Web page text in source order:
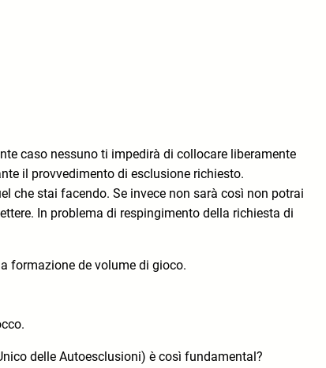
caso nessuno ti impedirà di collocare liberamente
il provvedimento di esclusione richiesto.
che stai facendo. Se invece non sarà così non potrai
In problema di respingimento della richiesta di
formazione de volume di gioco.
delle Autoesclusioni) è così fundamental?